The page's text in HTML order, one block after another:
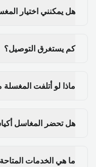
هل يمكنني اختيار
كم يستغرق التوصيل؟
ماذا لو أتلفت
هل تحضر المغاسل
ما هي الخدمات